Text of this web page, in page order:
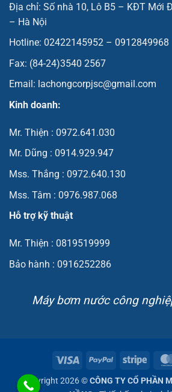
Địa chỉ: Số nhà 10, Lô B5 – KĐT Mới
– Hà Nội
Hotline: 02422145952 – 0912849968
Fax: (84-24)3540 2567
Email: lachongcorpjsc@gmail.com
Kinh doanh:
Mr. Thiện : 0972.641.030
Mr. Dũng : 0914.929.947
Mss. Thắng : 0972.640.130
Mss. Tâm : 0976.987.068
Hỗ trợ kỹ thuật
Mr. Thiện : 0819519999
Bảo hành : 0916252286
Máy bơm nước công
Visa PayPal Stripe
Copyright 2026 ©CÔNG TY CỔ PHẦN